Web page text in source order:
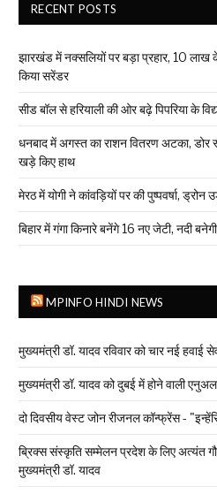
RECENT POSTS
झारखंड में नक्सलियों पर बड़ा प्रहार, 10 लाख
किया सरेंडर
सीड बॉल से हरियाली की ओर बढ़े पिपरिया के
धनबाद में अगस्त का राशन वितरण अटका, डोर
खड़े किए हाथ
मेरठ में योगी ने कांवड़ियों पर की पुष्पवर्षा,
बिहार में गंगा किनारे बनेंगे 16 नए जेटी, नदी
MPINFO HINDI NEWS
मुख्यमंत्री डॉ. यादव रविवार को चार नई हवाई
मुख्यमंत्री डॉ. यादव को दुबई में होने वाली
दो दिवसीय वेस्ट जोन रीजनल कॉन्फ्रेंस -
ब्रिक्स संस्कृति सम्मेलन प्रदेश के लिए अत्यंत
मुख्यमंत्री डॉ. यादव